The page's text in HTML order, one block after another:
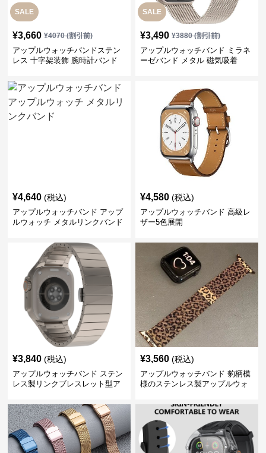
SALE
¥3,660 ¥4070(割引前)
アップルウォッチバンドステン
レス 十字架装飾 腕時計バンド
SALE
¥3,490 ¥3880(割引前)
アップルウォッチバンド ミラネ
ーゼバンド メタル 磁気吸着
¥4,640 (税込)
アップルウォッチバンド アップ
ルウォッチ メタルリンクバンド
¥4,580 (税込)
アップルウォッチバンド 高級レ
ザー5色展開
¥3,840 (税込)
アップルウォッチバンド ステン
レス製リンクブレスレット型ア
¥3,560 (税込)
アップルウォッチバンド 豹柄模
様のステンレス製アップルウォ